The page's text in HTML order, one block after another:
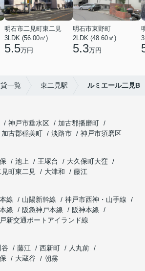
明石市二見町東二見
3LDK (56.00㎡)
5.5万円
明石市東野町
2LDK (48.60㎡)
5.3万円
一覧 東二見駅 ルミエール二見B
神戸市垂水区
加古郡播磨町
加古郡稲美町 淡路市
神戸市須磨区
池上 王塚台
大久保町大窪
見町東二見 大津和
藤江
線 山陽新幹線
神戸市西神・山手線
線 阪急神戸本線
阪神本線
新交通ポートアイランド線
藤江 西新町
人丸前
大蔵谷 朝霧